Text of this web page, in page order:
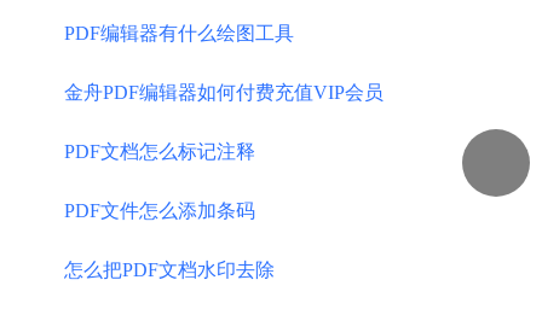
PDF编辑器有什么绘图工具
金舟PDF编辑器如何付费充值VIP会员
PDF文档怎么标记注释
PDF文件怎么添加条码
怎么把PDF文档水印去除